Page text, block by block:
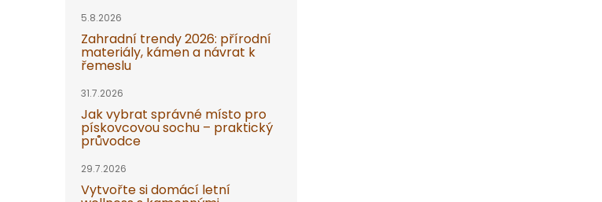
5.8.2026
Zahradní trendy 2026: přírodní
materiály, kámen a návrat k
řemeslu
31.7.2026
Jak vybrat správné místo pro
pískovcovou sochu – praktický
průvodce
29.7.2026
Vytvořte si domácí letní